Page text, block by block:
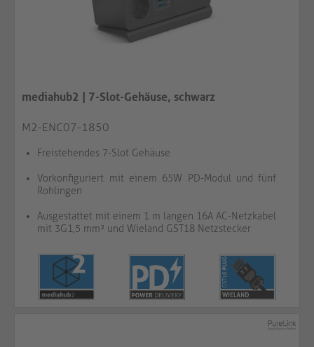
mediahub2 | 7-Slot-Gehäuse, schwarz
M2-ENC07-1850
Freistehendes 7-Slot Gehäuse
Vorkonfiguriert mit einem 65W PD-Modul und fünf
Rohlingen
Ausgestattet mit einem 1 m langen 16A AC-Netzkabel
mit 3G1,5 mm² und Wieland GST18 Netzstecker